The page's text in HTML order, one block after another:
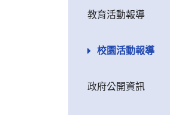
教育活動報導
校園活動報導
政府公開資訊